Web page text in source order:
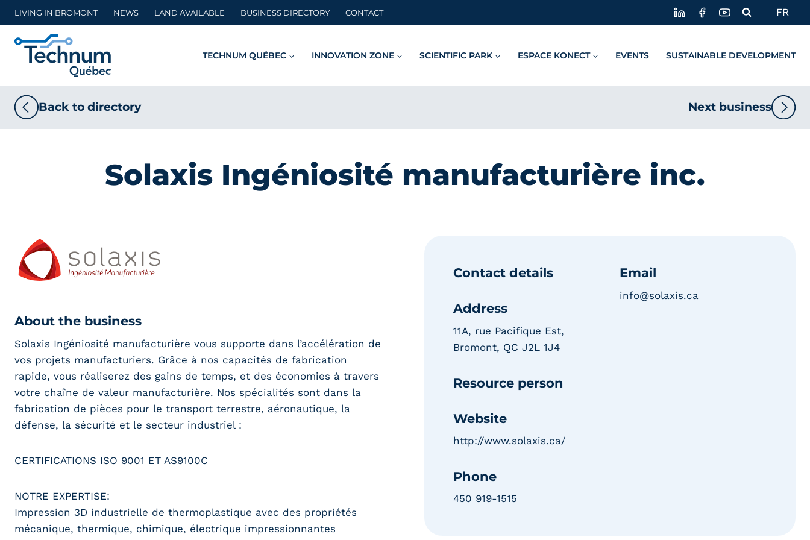
Skip
to
content
LIVING IN BROMONT NEWS LAND AVAILABLE BUSINESS DIRECTORY CONTACT FR
TECHNUM QUÉBEC INNOVATION ZONE SCIENTIFIC PARK ESPACE KONECT EVENTS SUSTAINABLE DEVELOPMENT
Back to directory Next business
Solaxis Ingéniosité manufacturière inc.
About the business
Solaxis Ingéniosité manufacturière vous supporte dans l’accélération de
vos projets manufacturiers. Grâce à nos capacités de fabrication
rapide, vous réaliserez des gains de temps, et des économies à travers
votre chaîne de valeur manufacturière. Nos spécialités sont dans la
fabrication de pièces pour le transport terrestre, aéronautique, la
défense, la sécurité et le secteur industriel :
CERTIFICATIONS ISO 9001 ET AS9100C
NOTRE EXPERTISE:
Impression 3D industrielle de thermoplastique avec des propriétés
mécanique, thermique, chimique, électrique impressionnantes
Contact details
Address
11A, rue Pacifique Est,
Bromont, QC J2L 1J4
Resource person
Website
http://www.solaxis.ca/
Phone
450 919-1515
Email
info@solaxis.ca